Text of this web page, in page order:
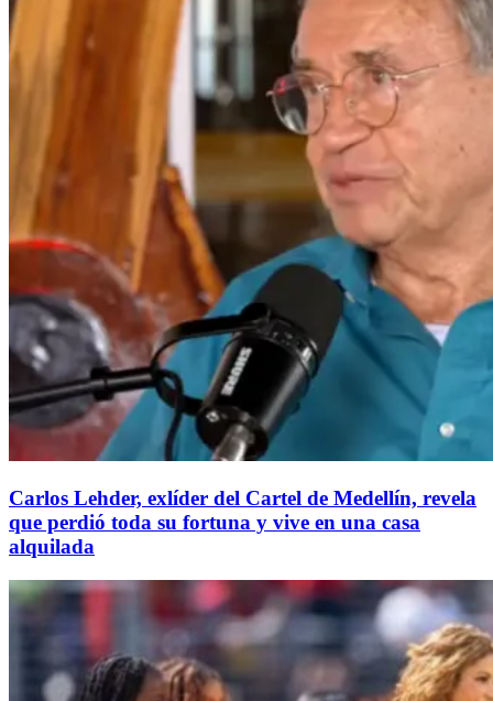
Carlos Lehder, exlíder del Cartel de Medellín, revela
que perdió toda su fortuna y vive en una casa
alquilada